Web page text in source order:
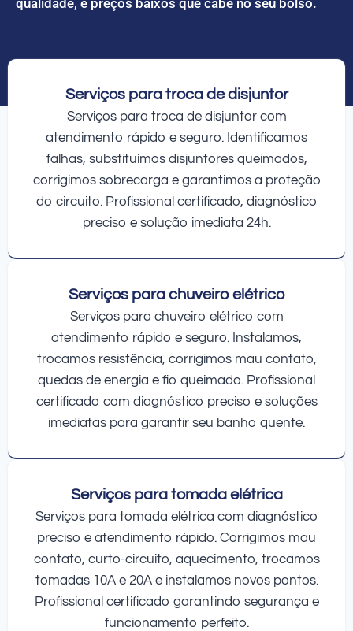
Serviços para troca de disjuntor
Serviços para troca de disjuntor com
atendimento rápido e seguro. Identificamos
falhas, substituímos disjuntores queimados,
corrigimos sobrecarga e garantimos a proteção
do circuito. Profissional certificado, diagnóstico
preciso e solução imediata 24h.
Serviços para chuveiro elétrico
Serviços para chuveiro elétrico com
atendimento rápido e seguro. Instalamos,
trocamos resistência, corrigimos mau contato,
quedas de energia e fio queimado. Profissional
certificado com diagnóstico preciso e soluções
imediatas para garantir seu banho quente.
Serviços para tomada elétrica
Serviços para tomada elétrica com diagnóstico
preciso e atendimento rápido. Corrigimos mau
contato, curto-circuito, aquecimento, trocamos
tomadas 10A e 20A e instalamos novos pontos.
Profissional certificado garantindo segurança e
funcionamento perfeito.